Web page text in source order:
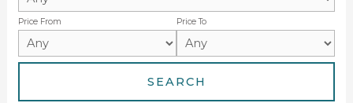
Price From Price To